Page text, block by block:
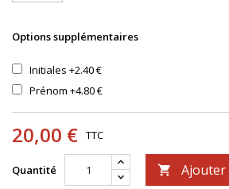
Options supplémentaires
Initiales +2.40 €
Prénom +4.80 €
20,00 € TTC
Quantité  Ajouter